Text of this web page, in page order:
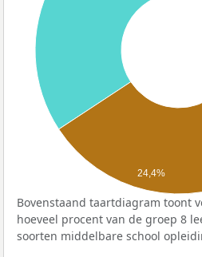
24,4%
Bovenstaand taartdiagram toont
hoeveel procent van de groep 8
soorten middelbare school